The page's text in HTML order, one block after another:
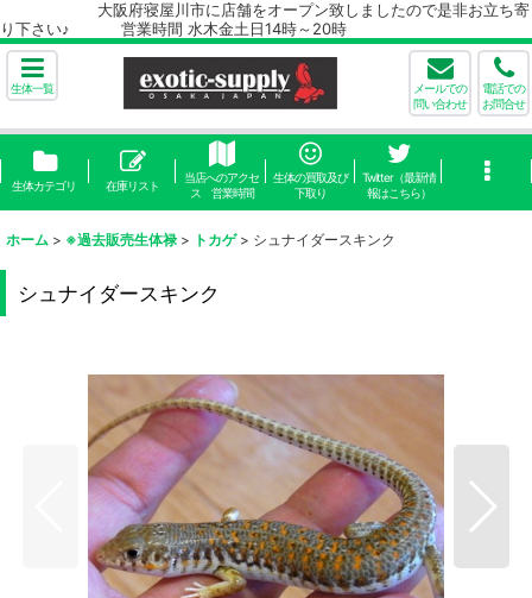
大阪府寝屋川市に店舗をオープン致しましたので是非お立ち寄
り下さい♪ 営業時間 水木金土日14時～20時
生体一覧
メールでの
問い合わせ
電話での
お問合せ
生体カテゴリ 在庫リスト
当店へのアクセ
ス 営業時間
生体の買取及び
下取り
Twitter（最新情
報はこちら）
ホーム > ※過去販売生体禄 > トカゲ > シュナイダースキンク
シュナイダースキンク